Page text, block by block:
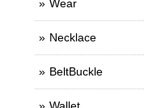
Wear
Necklace
BeltBuckle